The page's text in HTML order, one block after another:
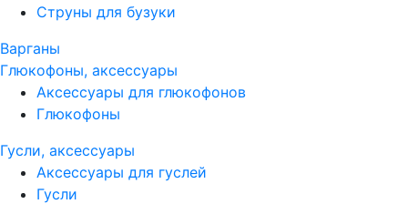
Струны для бузуки
Варганы
Глюкофоны, аксессуары
Аксессуары для глюкофонов
Глюкофоны
Гусли, аксессуары
Аксессуары для гуслей
Гусли